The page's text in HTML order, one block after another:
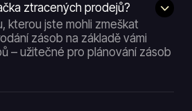
ztracených prodejů?
kterou jste mohli zmeškat
zásob na základě vámi
– užitečné pro plánování zásob